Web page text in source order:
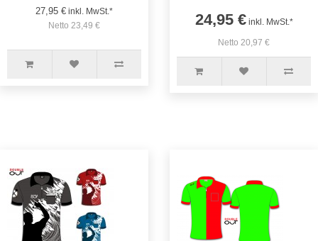
27,95 € inkl. MwSt.*
Netto 23,49 €
24,95 €inkl. MwSt.*
Netto 20,97 €